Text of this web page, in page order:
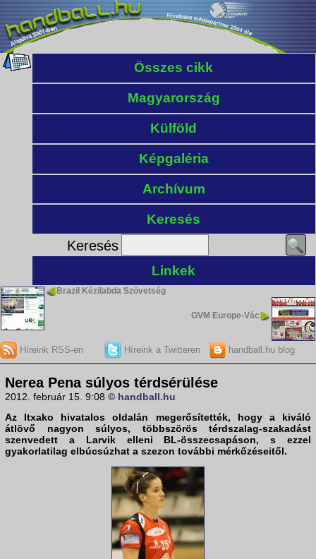
Összes cikk
Magyarország
Külföld
Képgaléria
Archívum
Keresés
Keresés
Linkek
Brazil Kézilabda Szövetség
GVM Europe-Vác
Híreink RSS-en Híreink a Twitteren handball.hu blog
Nerea Pena súlyos térdsérülése
2012. február 15. 9:08 © handball.hu
Az Itxako hivatalos oldalán megerősítették, hogy a kiváló
átlövő nagyon súlyos, többszörös térdszalag-szakadást
szenvedett a Larvikelleni BL-összecsapáson, s ezzel
gyakorlatilag elbúcsúzhat a szezon további mérkőzéseitől.